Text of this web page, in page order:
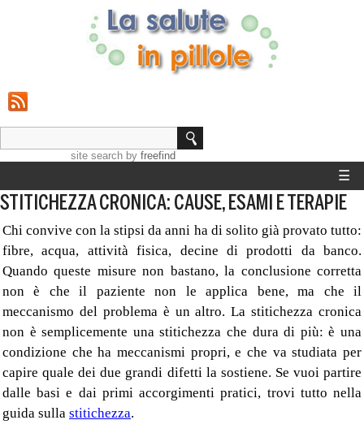
site search by freefind
☰
HOME
STRUMENTI
GUIDE SALUTE
CALCOLO PESO IDEALE
STITICHEZZA CRONICA: CAUSE, ESAMI E TERAPIE
Chi convive con la stipsi da anni ha di solito già provato tutto:
fibre, acqua, attività fisica, decine di prodotti da banco.
Quando queste misure non bastano, la conclusione corretta
non è che il paziente non le applica bene, ma che il
meccanismo del problema è un altro. La stitichezza cronica
non è semplicemente una stitichezza che dura di più: è una
condizione che ha meccanismi propri, e che va studiata per
capire quale dei due grandi difetti la sostiene. Se vuoi partire
dalle basi e dai primi accorgimenti pratici, trovi tutto nella
guida sulla stitichezza.